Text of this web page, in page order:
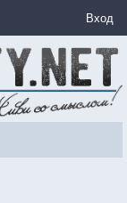
Вход